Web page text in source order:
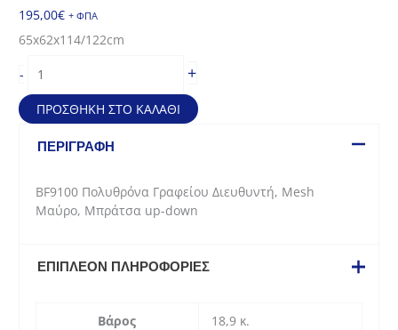
195,00€ + ΦΠΑ
65x62x114/122cm
-
Πολυθρόνα
Γραφείου
Διευθυντή,
Mesh
up-
down
+
ΠΡΟΣΘΉΚΗ ΣΤΟ ΚΑΛΆΘΙ
ΠΕΡΙΓΡΑΦΉ
BF9100 Πολυθρόνα Γραφείου Διευθυντή, Mesh
Μαύρο, Μπράτσα up-down
ΕΠΙΠΛΈΟΝ ΠΛΗΡΟΦΟΡΊΕΣ
Βάρος 18,9 κ.